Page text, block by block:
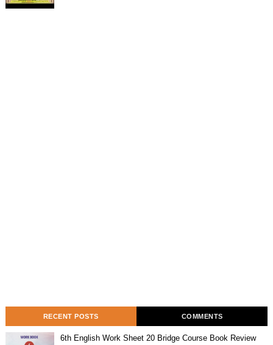
RECENT POSTS COMMENTS
6th English Work Sheet 20 Bridge Course Book Review